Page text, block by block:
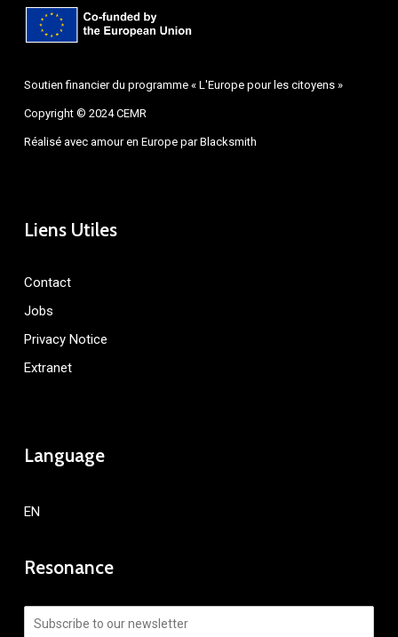
Soutien financier du programme « L'Europe pour les citoyens »
Copyright © 2024 CEMR
Réalisé avec amour en Europe parBlacksmith
Liens Utiles
Contact
Jobs
Privacy Notice
Extranet
Language
EN
Resonance